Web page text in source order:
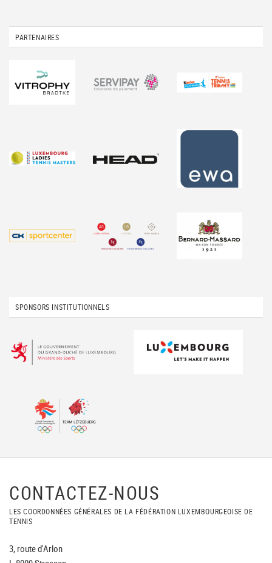
PARTENAIRES
SPONSORS INSTITUTIONNELS
CONTACTEZ-NOUS
LES COORDONNÉES GÉNÉRALES DE LA FÉDÉRATION LUXEMBOURGEOISE DE
TENNIS
3, route d'Arlon